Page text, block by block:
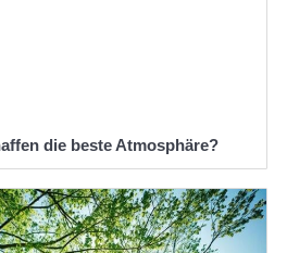
die beste Atmosphäre?